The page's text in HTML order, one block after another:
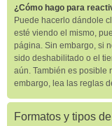
¿Cómo hago para
Puede hacerlo dándole
esté viendo el mismo,
página. Sin embargo, si
sido deshabilitado o el
aún. También es posible
embargo, lea las reglas
Formatos y tipos